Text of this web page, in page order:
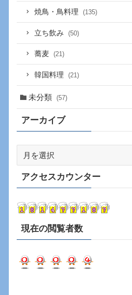
焼鳥・鳥料理 (135)
立ち飲み (50)
蕎麦 (21)
韓国料理 (21)
未分類 (57)
アーカイブ
カ
イ
アクセスカウンター
現在の閲覧者数